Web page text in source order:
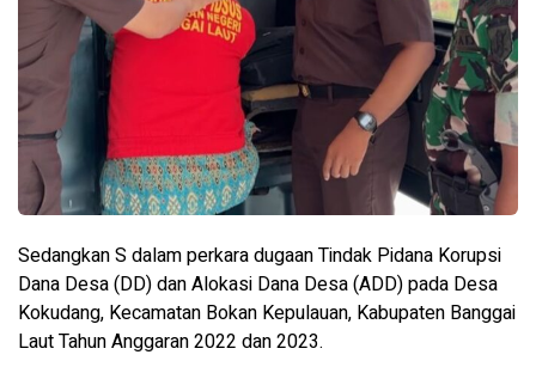
Sedangkan S dalam perkara dugaan Tindak Pidana Korupsi
Dana Desa (DD) dan Alokasi Dana Desa (ADD) pada Desa
Kokudang, Kecamatan Bokan Kepulauan, Kabupaten Banggai
Laut Tahun Anggaran 2022 dan 2023.